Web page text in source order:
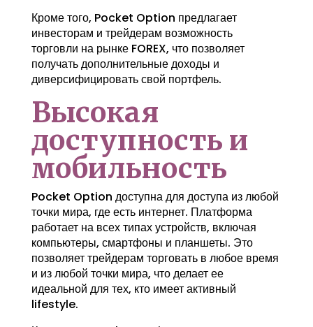
Кроме того, Pocket Option предлагает
инвесторам и трейдерам возможность
торговли на рынке FOREX, что позволяет
получать дополнительные доходы и
диверсифицировать свой портфель.
Высокая
доступность и
мобильность
Pocket Option доступна для доступа из любой
точки мира, где есть интернет. Платформа
работает на всех типах устройств, включая
компьютеры, смартфоны и планшеты. Это
позволяет трейдерам торговать в любое время
и из любой точки мира, что делает ее
идеальной для тех, кто имеет активный
lifestyle.